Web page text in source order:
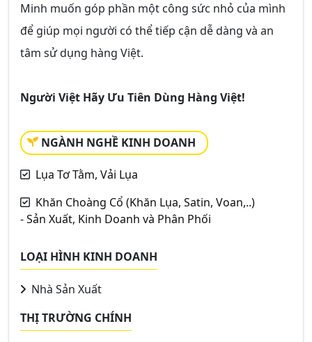
Minh muốn góp phần một công sức nhỏ của mình
để giúp mọi người có thể tiếp cận dễ dàng và an
tâm sử dụng hàng Việt.
Người Việt Hãy Ưu Tiên Dùng Hàng Việt!
NGÀNH NGHỀ KINH DOANH
Lụa Tơ Tằm, Vải Lụa
Khăn Choàng Cổ (Khăn Lụa, Satin, Voan,..)
- Sản Xuất, Kinh Doanh và Phân Phối
LOẠI HÌNH KINH DOANH
Nhà Sản Xuất
THỊ TRƯỜNG CHÍNH